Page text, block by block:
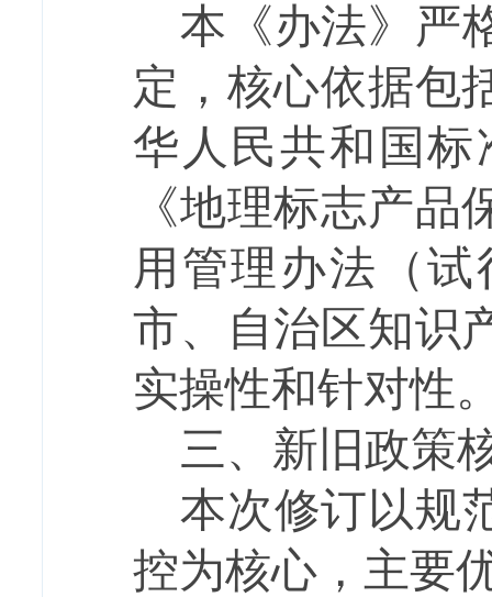
本《办法》严
定，核心依据包
华人民共和国
《地理标志产
用管理办法（
市、自治区知识
实操性和针对性
三、 新旧政策
本次修订以规
控为核心，主要